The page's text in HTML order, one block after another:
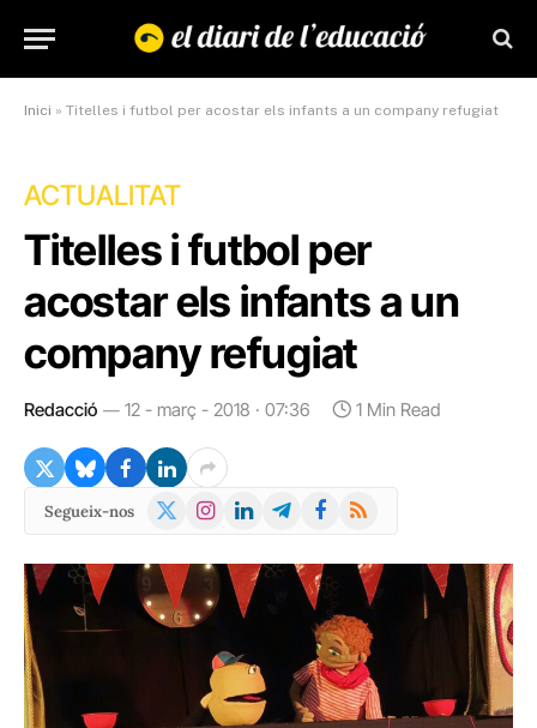
Inici » Titelles i futbol per acostar els infants a un company refugiat
ACTUALITAT
Titelles i futbol per
acostar els infants a un
company refugiat
Redacció 12 - març - 2018 · 07:36 1 Min Read
Segueix-nos
X
Instagram
LinkedInTelegramFacebook
RSS